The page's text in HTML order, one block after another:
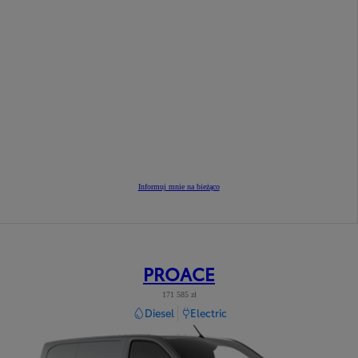
Informuj mnie na bieżąco
PROACE
171 585 zł
Diesel Electric